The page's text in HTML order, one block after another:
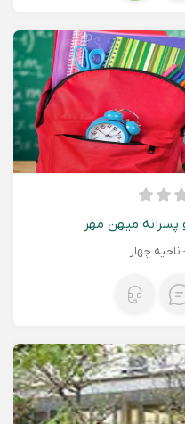
پسرانه میهن مهر
چهار